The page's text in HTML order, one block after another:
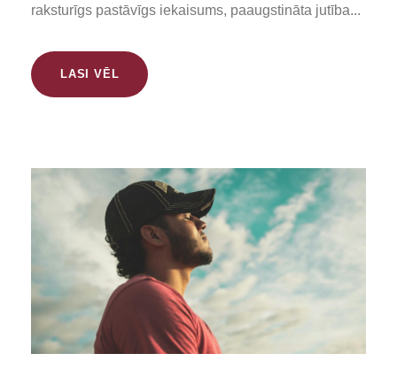
raksturīgs pastāvīgs iekaisums, paaugstināta jutība...
LASI VĒL